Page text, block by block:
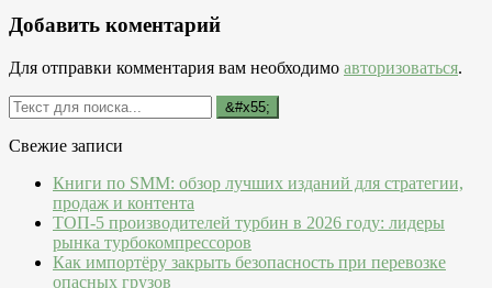
Добавить коментарий
Для отправки комментария вам необходимо авторизоваться.
Свежие записи
Книги по SMM: обзор лучших изданий для стратегии,
продаж и контента
ТОП-5 производителей турбин в 2026 году: лидеры
рынка турбокомпрессоров
Как импортёру закрыть безопасность при перевозке
опасных грузов